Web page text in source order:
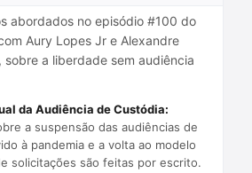
abordados no episódio #100 do
Aury Lopes Jr e Alexandre
sobre a liberdade sem audiência
da Audiência de Custódia:
a suspensão das audiências de
à pandemia e a volta ao modelo
solicitações são feitas por escrito.